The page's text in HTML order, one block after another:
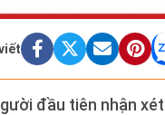
đầu tiên nhận xét